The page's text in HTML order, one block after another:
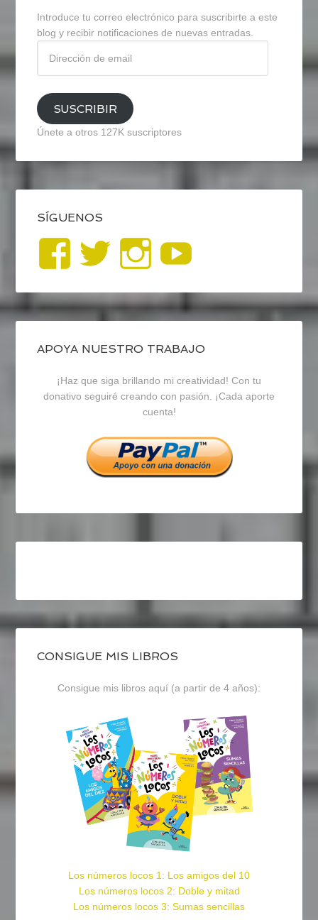
Introduce tu correo electrónico para suscribirte a este
blog y recibir notificaciones de nuevas entradas.
email
SUSCRIBIR
Únete a otros 127K suscriptores
SÍGUENOS
Ver
perfil
de
blogrecursosep
en
Facebook
Ver
perfil
de
recursosep
en
Twitter
Ver
perfil
de
recursosep
en
Instagram
APOYA NUESTRO TRABAJO
¡Haz que siga brillando mi creatividad! Con tu
donativo seguiré creando con pasión. ¡Cada aporte
cuenta!
CONSIGUE MIS LIBROS
Consigue mis libros aquí (a partir de 4 años):
Los números locos 1: Los amigos del 10
Los números locos 2: Doble y mitad
Los números locos 3: Sumas sencillas